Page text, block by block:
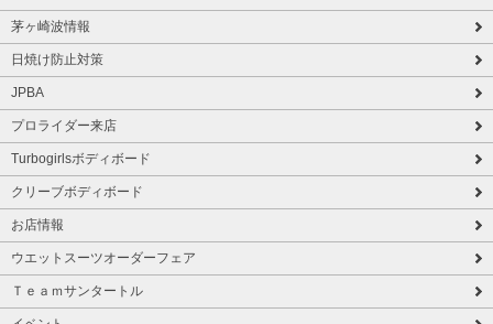
茅ヶ崎波情報
日焼け防止対策
JPBA
プロライダー来店
Turbogirlsボディボード
クリーブボディボード
お店情報
ウエットスーツオーダーフェア
Ｔｅａｍサンタートル